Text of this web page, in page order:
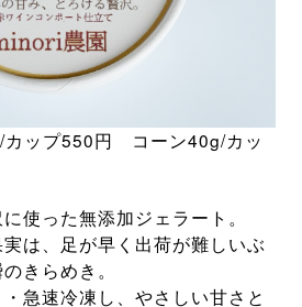
ップ550円 コーン40g/カッ
使った無添加ジェラート。
は、足が早く出荷が難しいぶ
きらめき。
急速冷凍し、やさしい甘さと